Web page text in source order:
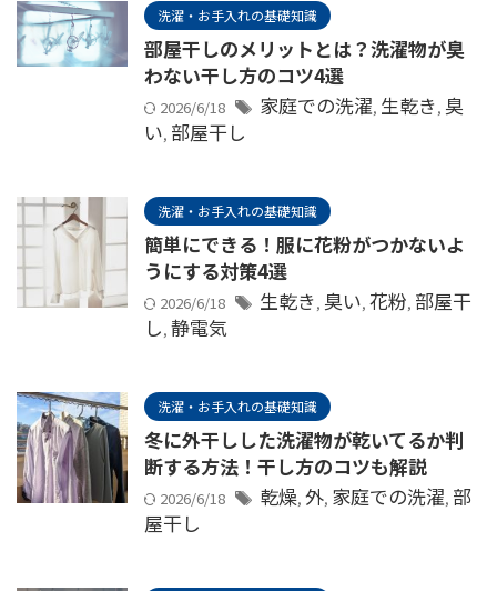
洗濯・お手入れの基礎知識
部屋干しのメリットとは？洗濯物が臭
わない干し方のコツ4選
2026/6/18 家庭での洗濯, 生乾き, 臭
い, 部屋干し
洗濯・お手入れの基礎知識
簡単にできる！服に花粉がつかないよ
うにする対策4選
2026/6/18 生乾き, 臭い, 花粉, 部屋干
し, 静電気
洗濯・お手入れの基礎知識
冬に外干しした洗濯物が乾いてるか判
断する方法！干し方のコツも解説
2026/6/18 乾燥, 外, 家庭での洗濯, 部
屋干し